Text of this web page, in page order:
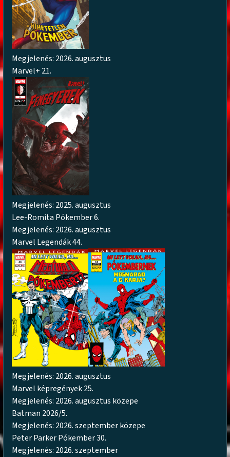
Megjelenés: 2026. augusztus
Marvel+ 21.
Megjelenés: 2025. augusztus
Lee-Romita Pókember 6.
Megjelenés: 2026. augusztus
Marvel Legendák 44.
Megjelenés: 2026. augusztus
Marvel képregények 25.
Megjelenés: 2026. augusztus közepe
Batman 2026/5.
Megjelenés: 2026. szeptember közepe
Peter Parker Pókember 30.
Megjelenés: 2026. szeptember